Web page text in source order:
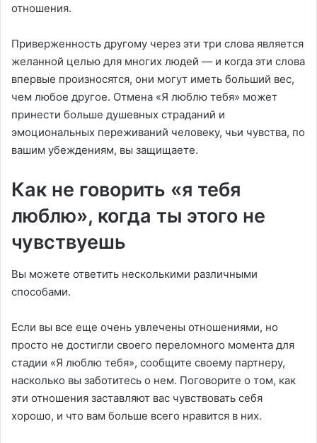
отношения.
Приверженность другому через эти три слова является
желанной целью для многих людей — и когда эти слова
впервые произносятся, они могут иметь больший вес,
чем любое другое. Отмена «Я люблю тебя» может
принести больше душевных страданий и
эмоциональных переживаний человеку, чьи чувства, по
вашим убеждениям, вы защищаете.
Как не говорить «я тебя
люблю», когда ты этого не
чувствуешь
Вы можете ответить несколькими различными
способами.
Если вы все еще очень увлечены отношениями, но
просто не достигли своего переломного момента для
стадии «Я люблю тебя», сообщите своему партнеру,
насколько вы заботитесь о нем. Поговорите о том, как
эти отношения заставляют вас чувствовать себя
хорошо, и что вам больше всего нравится в них.